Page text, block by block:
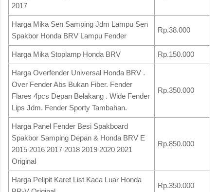
2017
Harga Mika Sen Samping Jdm Lampu Sen
Spakbor Honda BRV Lampu Fender
Rp.38.000
Harga Mika Stoplamp Honda BRV Rp.150.000
Harga Overfender Universal Honda BRV .
Over Fender Abs Bukan Fiber. Fender
Flares 4pcs Depan Belakang . Wide Fender
Lips Jdm. Fender Sporty Tambahan.
Rp.350.000
Harga Panel Fender Besi Spakboard
Spakbor Samping Depan & Honda BRV E
2015 2016 2017 2018 2019 2020 2021
Original
Rp.850.000
Harga Pelipit Karet List Kaca Luar Honda
Rp.350.000